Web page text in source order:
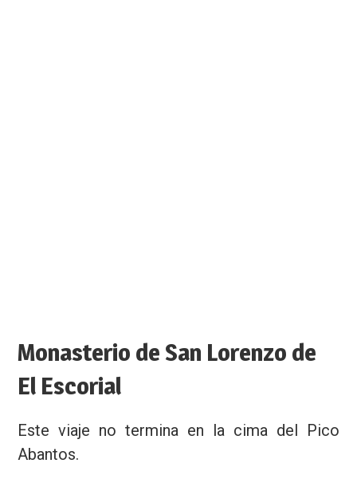
Monasterio de San Lorenzo de
El Escorial
Este viaje no termina en la cima del Pico
Abantos.